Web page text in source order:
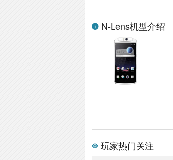
N-Lens机型介绍
玩家热门关注